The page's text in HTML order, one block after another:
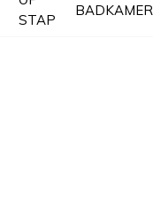
STAP
BADKAMER